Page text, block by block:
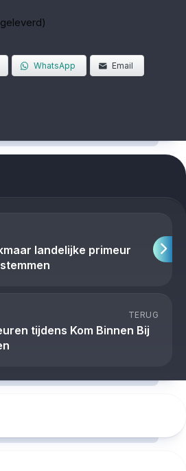
WhatsApp Email
landelijke primeur
TERUG
tijdens Kom Binnen Bij